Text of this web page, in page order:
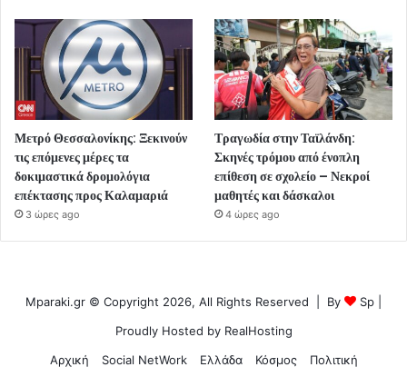
Μετρό Θεσσαλονίκης: Ξεκινούν
τις επόμενες μέρες τα
δοκιμαστικά δρομολόγια
επέκτασης προς Καλαμαριά
3 ώρες ago
Τραγωδία στην Ταϊλάνδη:
Σκηνές τρόμου από ένοπλη
επίθεση σε σχολείο – Νεκροί
μαθητές και δάσκαλοι
4 ώρες ago
Mparaki.gr © Copyright 2026, All Rights Reserved | By Sp
Proudly Hosted by RealHosting
Αρχική
Social NetWork Ελλάδα Κόσμος Πολιτική